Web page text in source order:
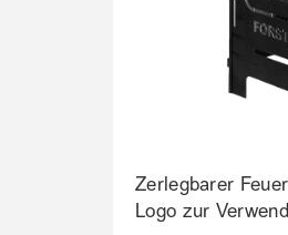
Zerlegbarer
Logo zur